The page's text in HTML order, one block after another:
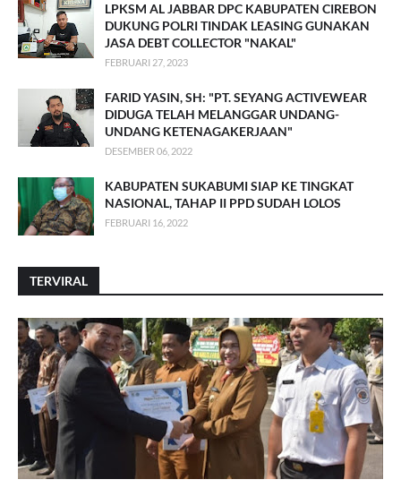
LPKSM AL JABBAR DPC KABUPATEN CIREBON
DUKUNG POLRI TINDAK LEASING GUNAKAN
JASA DEBT COLLECTOR "NAKAL"
FEBRUARI 27, 2023
FARID YASIN, SH: "PT. SEYANG ACTIVEWEAR
DIDUGA TELAH MELANGGAR UNDANG-
UNDANG KETENAGAKERJAAN"
DESEMBER 06, 2022
KABUPATEN SUKABUMI SIAP KE TINGKAT
NASIONAL, TAHAP II PPD SUDAH LOLOS
FEBRUARI 16, 2022
TERVIRAL